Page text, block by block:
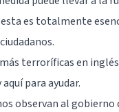
es totalmente
terroríficas en
para ayudar.
observan al